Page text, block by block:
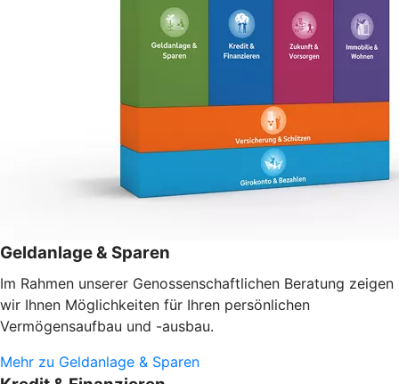
Geldanlage & Sparen
Im Rahmen unserer Genossenschaftlichen Beratung zeigen
wir Ihnen Möglichkeiten für Ihren persönlichen
Vermögensaufbau und -ausbau.
Mehr zu Geldanlage & Sparen